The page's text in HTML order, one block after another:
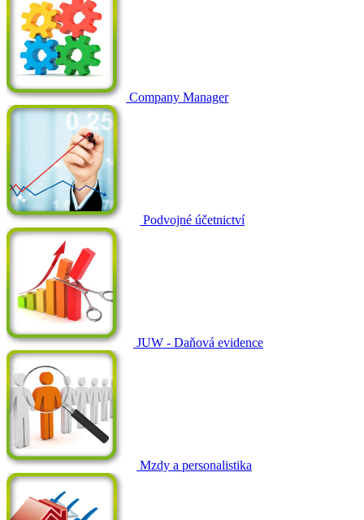
Company Manager
Podvojné účetnictví
JUW - Daňová evidence
Mzdy a personalistika